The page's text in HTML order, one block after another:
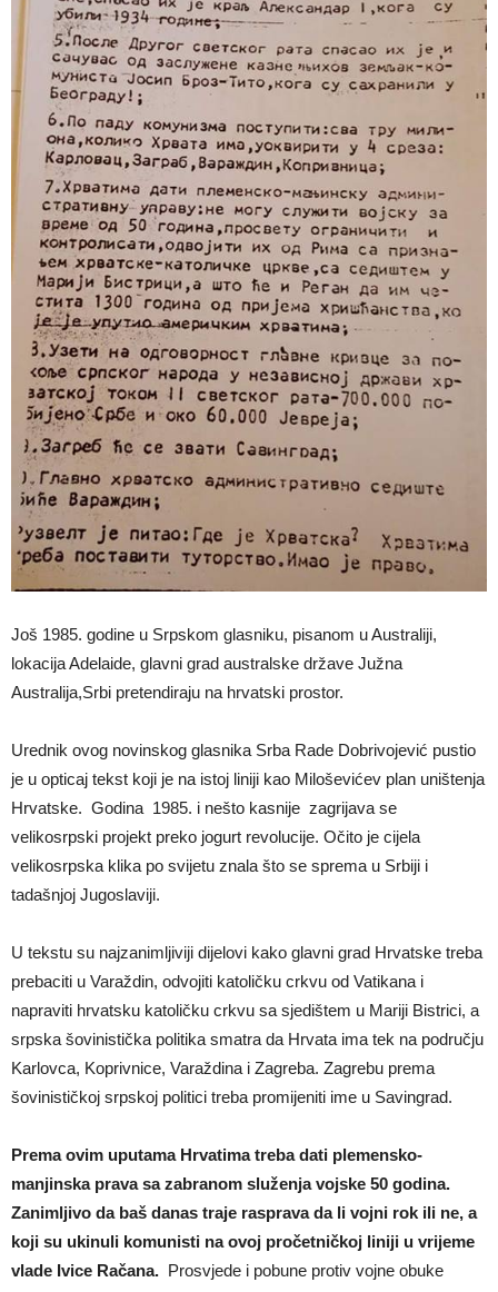
Još 1985. godine u Srpskom glasniku, pisanom u Australiji,
lokacija Adelaide, glavni grad australske države Južna
Australija,Srbi pretendiraju na hrvatski prostor.
Urednik ovog novinskog glasnika Srba Rade Dobrivojević pustio
je u opticaj tekst koji je na istoj liniji kao Miloševićev plan uništenja
Hrvatske. Godina 1985. i nešto kasnije zagrijava se
velikosrpski projekt preko jogurt revolucije. Očito je cijela
velikosrpska klika po svijetu znala što se sprema u Srbiji i
tadašnjoj Jugoslaviji.
U tekstu su najzanimljiviji dijelovi kako glavni grad Hrvatske treba
prebaciti u Varaždin, odvojiti katoličku crkvu od Vatikana i
napraviti hrvatsku katoličku crkvu sa sjedištem u Mariji Bistrici, a
srpska šovinistička politika smatra da Hrvata ima tek na području
Karlovca, Koprivnice, Varaždina i Zagreba. Zagrebu prema
šovinističkoj srpskoj politici treba promijeniti ime u Savingrad.
Prema ovim uputama Hrvatima treba dati plemensko-
manjinska prava sa zabranom služenja vojske 50 godina.
Zanimljivo da baš danas traje rasprava da li vojni rok ili ne, a
koji su ukinuli komunisti na ovoj pročetničkoj liniji u vrijeme
vlade Ivice Račana. Prosvjede i pobune protiv vojne obuke